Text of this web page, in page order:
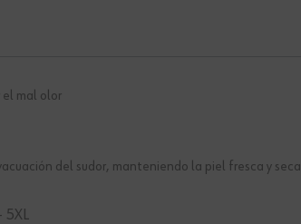
mal olor
del sudor, manteniendo la piel fresca y seca